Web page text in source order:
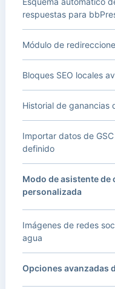
respuestas para
Módulo de
Bloques SEO locales
Historial de ganancias
Importar datos de
definido
Modo de asistente
personalizada
Imágenes de redes
agua
Opciones avanzadas